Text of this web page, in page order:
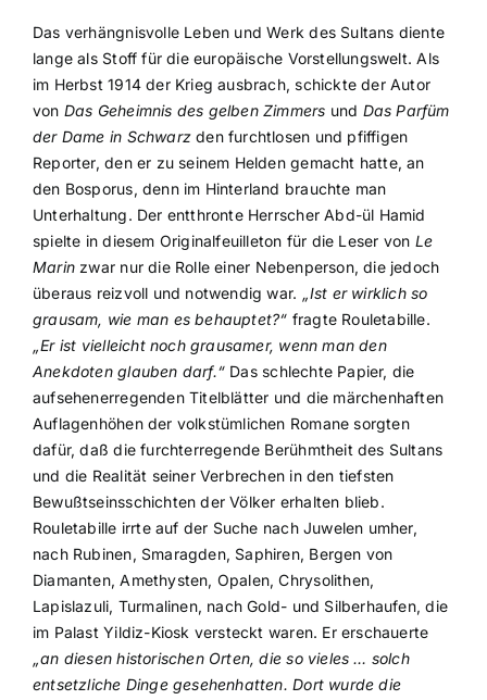
Das verhängnisvolle Leben und Werk des Sultans diente
lange als Stoff für die europäische Vorstellungswelt. Als
im Herbst 1914 der Krieg ausbrach, schickte der Autor
von Das Geheimnis des gelben Zimmers und Das Parfüm
der Dame in Schwarzden furchtlosen und pfiffigen
Reporter, den er zu seinem Helden gemacht hatte, an
den Bosporus, denn im Hinterland brauchte man
Unterhaltung. Der entthronte Herrscher Abd-ül Hamid
spielte in diesem Originalfeuilleton für die Leser von Le
Marin zwar nur die Rolle einer Nebenperson, die jedoch
überaus reizvoll und notwendig war. „Ist er wirklich so
grausam, wie man es behauptet?“ fragte Rouletabille.
„Er ist vielleicht noch grausamer, wenn man den
Anekdoten glauben darf.“ Das schlechte Papier, die
aufsehenerregenden Titelblätter und die märchenhaften
Auflagenhöhen der volkstümlichen Romane sorgten
dafür, daß die furchterregende Berühmtheit des Sultans
und die Realität seiner Verbrechen in den tiefsten
Bewußtseinsschichten der Völker erhalten blieb.
Rouletabille irrte auf der Suche nach Juwelen umher,
nach Rubinen, Smaragden, Saphiren, Bergen von
Diamanten, Amethysten, Opalen, Chrysolithen,
Lapislazuli, Turmalinen, nach Gold- und Silberhaufen, die
im Palast Yildiz-Kiosk versteckt waren. Er erschauerte
„an diesen historischen Orten, die so vieles … solch
entsetzliche Dinge gesehenhatten. Dort wurde die